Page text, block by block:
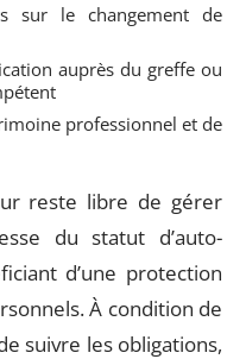
sur le changement de
auprès du greffe ou
professionnel et de
reste libre de gérer
du statut d’auto-
d’une protection
À condition de
suivre les obligations,